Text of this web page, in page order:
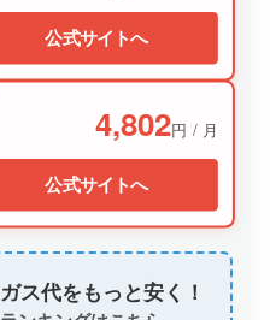
公式サイトへ
4,802円 / 月
公式サイトへ
ス代をもっと安く！